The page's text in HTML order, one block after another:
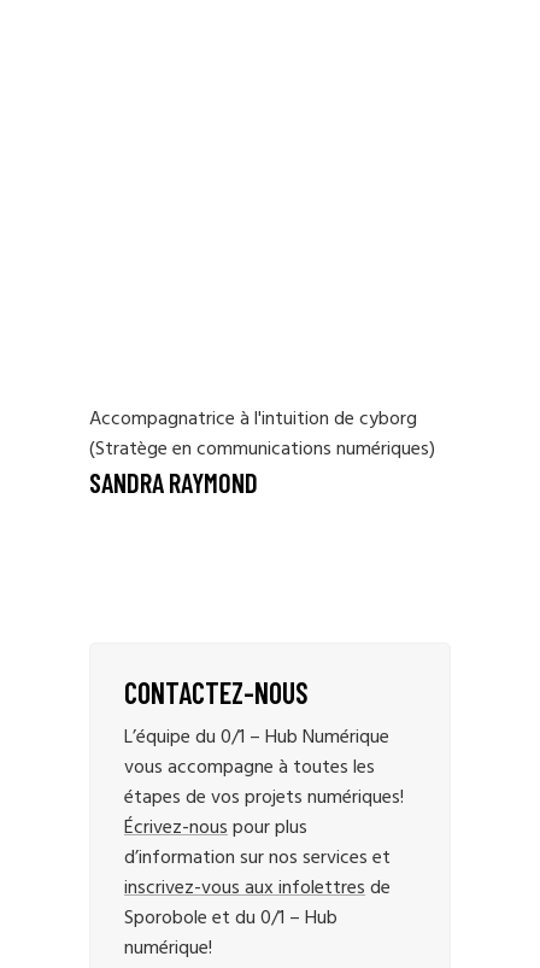
Accompagnatrice à l'intuition de cyborg
(Stratège en communications numériques)
SANDRA RAYMOND
CONTACTEZ-NOUS
L’équipe du 0/1 – Hub Numérique
vous accompagne à toutes les
étapes de vos projets numériques!
Écrivez-nouspour plus
d’information sur nos services et
inscrivez-vous aux infolettresde
Sporobole et du 0/1 – Hub
numérique!